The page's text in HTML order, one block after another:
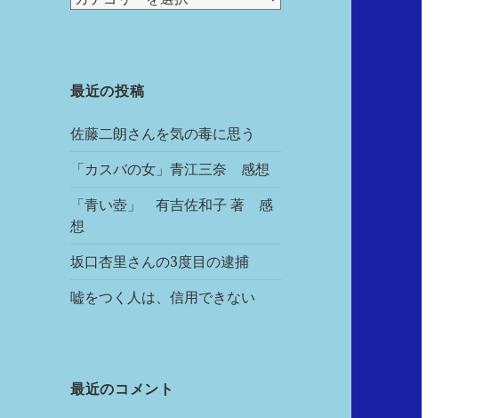
最近の投稿
佐藤二朗さんを気の毒に思う
「カスバの女」青江三奈 感想
「青い壺」 有吉佐和子 著 感
想
坂口杏里さんの3度目の逮捕
嘘をつく人は、信用できない
最近のコメント